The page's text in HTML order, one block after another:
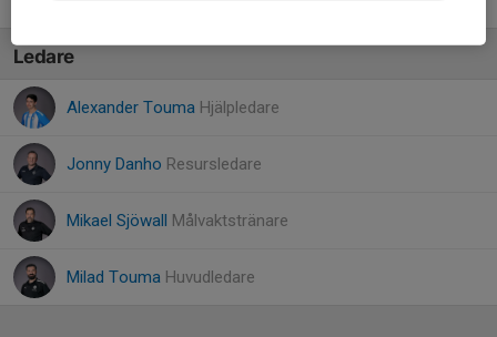
Ledare
Alexander Touma Hjälpledare
Jonny Danho Resursledare
Mikael Sjöwall Målvaktstränare
Milad Touma Huvudledare